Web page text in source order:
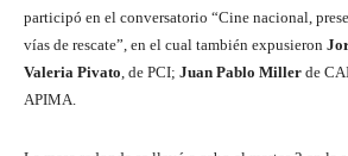
participó en el conversatorio “Cine nacional,
vías de rescate”, en el cual también expusieron
Valeria Pivato , de PCI; Juan Pablo Miller de
APIMA.